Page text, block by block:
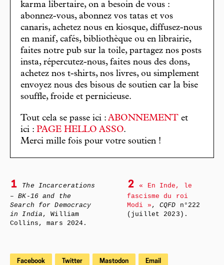
karma libertaire, on a besoin de vous :
abonnez-vous, abonnez vos tatas et vos
canaris, achetez nous en kiosque, diffusez-nous
en manif, cafés, bibliothèque ou en librairie,
faites notre pub sur la toile, partagez nos posts
insta, répercutez-nous, faites nous des dons,
achetez nos t-shirts, nos livres, ou simplement
envoyez nous des bisous de soutien car la bise
souffle, froide et pernicieuse.
Tout cela se passe ici : ABONNEMENT et
ici : PAGE HELLO ASSO.
Merci mille fois pour votre soutien !
1
The Incarcerations
– BK-16 and the
Search for Democracy
in India , William
Collins, mars 2024.
2
« En Inde, le
fascisme du roi
Modi » ,CQFD n°222
(juillet 2023).
Facebook Twitter Mastodon Email